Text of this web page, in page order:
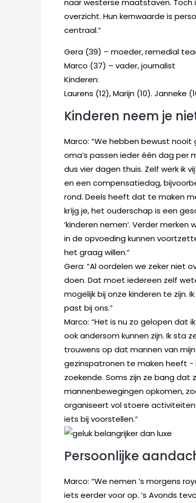
naar westerse maatstaven. Toch
overzicht. Hun kernwaarde is
centraal.”
Gera (39) – moeder, remedial
Marco (37) – vader, journalist
Kinderen:
Laurens (12), Marijn (10). Janneke
Kinderen neem je
Marco: “We hebben bewust
oma’s passen ieder één dag per
dus vier dagen thuis. Zelf werk ik
en een compensatiedag,
rond. Deels heeft dat te maken
kríjg je, het ouderschap is een
‘kinderen nemen’. Verder
in de opvoeding kunnen
het graag willen.”
Gera: “Al oordelen we zeker niet
doen. Dat moet iedereen zelf
mogelijk bij onze kinderen te zijn.
past bij ons.”
Marco: “Het is nu zo gelopen dat
ook andersom kunnen zijn. Ik sta
trouwens op dat mannen van
gezinspatronen te maken heeft −
zoekende. Soms zijn ze bang dat
mannenbewegingen opkomen,
organiseert vol stoere
iets bij voorstellen.”
Persoonlijke
Marco: “We nemen ’s morgens
iets eerder voor op. ’s Avonds